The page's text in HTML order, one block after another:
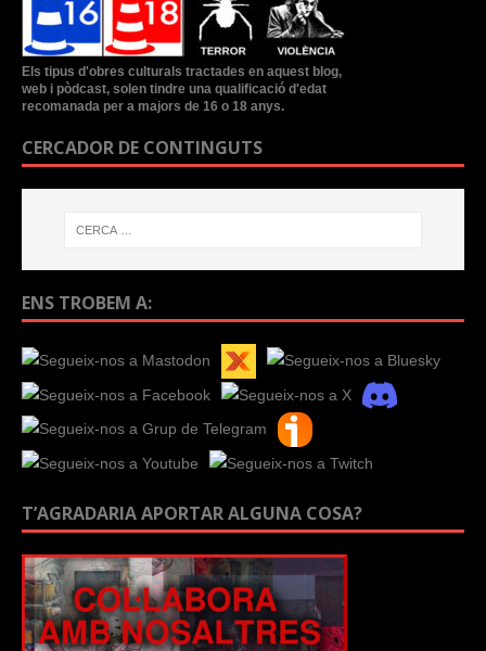
Els tipus d'obres culturals tractades en aquest blog,
web i pòdcast, solen tindre una qualificació d'edat
recomanada per a majors de 16 o 18 anys.
CERCADOR DE CONTINGUTS
ENS TROBEM A:
T’AGRADARIA APORTAR ALGUNA COSA?